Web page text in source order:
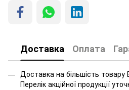
Доставка Оплата
Доставка на більшість
Перелік акційної продукції